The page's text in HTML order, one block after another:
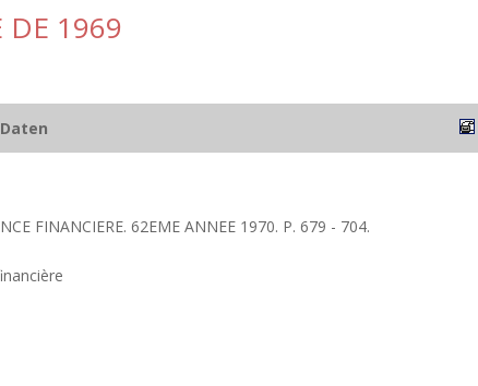
DE 1969
FINANCIERE. 62EME ANNEE 1970. P. 679 - 704.